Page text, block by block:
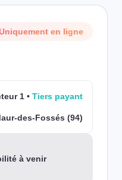
Uniquement en ligne
1 Tiers payant
des-Fossés (94)
à venir